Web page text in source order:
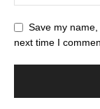
Save my
next time I